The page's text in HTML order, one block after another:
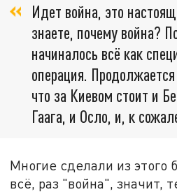
Идет война, это
знаете, почему война?
начиналось всё как
операция.
что за Киевом стоит и
Гаага, и Осло, и, к
Многие сделали из
всё, раз "война", значит,